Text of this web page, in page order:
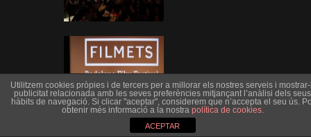
Utilitzem cookies pròpies i de tercers per a millorar els nostres serveis i
publicitat relacionada amb les seves preferències mitjançant l’anàlisi dels seus
hàbits de navegació. Si clicar "aceptar", considerem que n’accepta el seu ús.
obtenir més informació a la nostra política de cookies.
ACEPTAR